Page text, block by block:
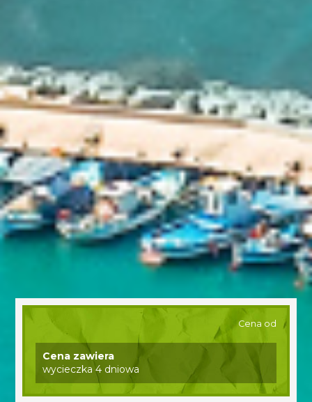
Cena od
Cena zawiera
wycieczka 4 dniowa